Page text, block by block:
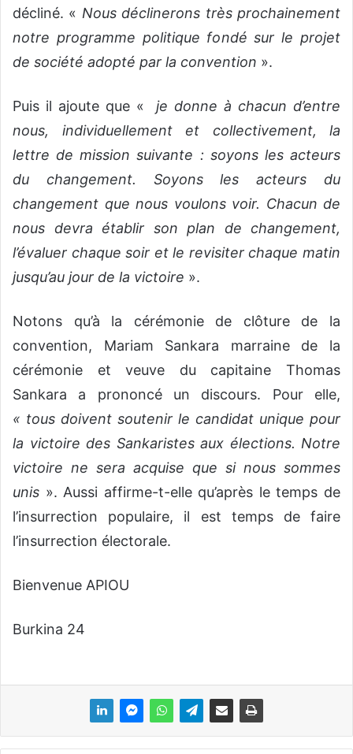
décliné. « Nous déclinerons très prochainement
notre programme politique fondé sur le projet
de société adopté par la convention ».
Puis il ajoute que «je donne à chacun d’entre
nous, individuellement et collectivement, la
lettre de mission suivante : soyons les acteurs
du changement. Soyons les acteurs du
changement que nous voulons voir. Chacun de
nous devra établir son plan de changement,
l’évaluer chaque soir et le revisiter chaque matin
jusqu’au jour de la victoire ».
Notons qu’à la cérémonie de clôture de la
convention, Mariam Sankara marraine de la
cérémonie et veuve du capitaine Thomas
Sankara a prononcé un discours. Pour elle,
« tous doivent soutenir le candidat unique pour
la victoire des Sankaristes aux élections. Notre
victoire ne sera acquise que si nous sommes
unis ». Aussi affirme-t-elle qu’après le temps de
l’insurrection populaire, il est temps de faire
l’insurrection électorale.
Bienvenue APIOU
Burkina 24